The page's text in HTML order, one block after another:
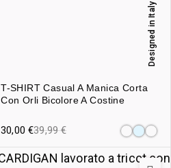
T-SHIRT Casual A Manica Corta
Con Orli Bicolore A Costine
Designed in Italy
39,99€
30,00€